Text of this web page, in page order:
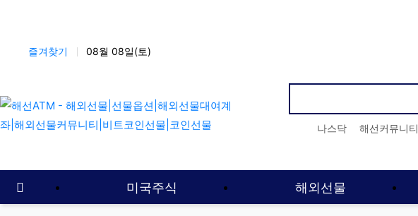
상단 네비
즐겨찾기 08월 08일(토)
인기검색어
나스닥 해선커뮤니티
메인 메뉴 미국주식 해외선물
홈으로